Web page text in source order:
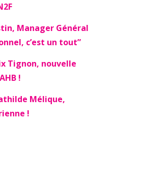
Manager Général
c’est un tout”
Tignon, nouvelle
!
Mélique,
!